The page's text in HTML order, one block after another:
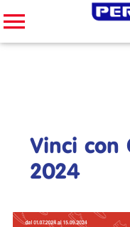
Cerca nel sito
Vinci con
2024